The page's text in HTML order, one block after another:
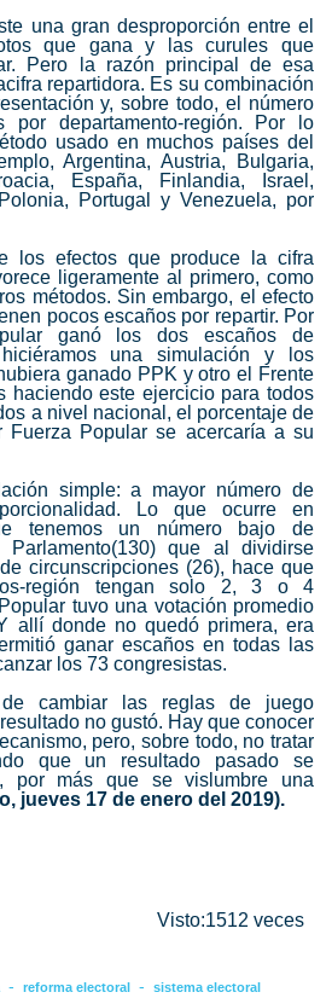
una gran desproporción entre el
que gana y las curules que
. Pero la razón principal de esa
cifra repartidora. Es su combinación
y, sobre todo, el número
por departamento-región. Por lo
usado en muchos países del
Argentina, Austria, Bulgaria,
España, Finlandia, Israel,
Portugal y Venezuela, por
los efectos que produce la cifra
ligeramente al primero, como
métodos. Sin embargo, el efecto
pocos escaños por repartir. Por
ganó los dos escaños de
una simulación y los
ganado PPK y otro el Frente
haciendo este ejercicio para todos
a nivel nacional, el porcentaje de
Fuerza Popular se acercaría a su
simple: a mayor número de
Lo que ocurre en
tenemos un número bajo de
Parlamento(130) que al dividirse
circunscripciones (26), hace que
región tengan solo 2, 3 o 4
tuvo una votación promedio
allí donde no quedó primera, era
ganar escaños en todas las
los 73 congresistas.
cambiar las reglas de juego
no gustó. Hay que conocer
pero, sobre todo, no tratar
que un resultado pasado se
por más que se vislumbre una
jueves 17 de enero del 2019).
Visto:1512 veces
- reforma electoral - sistema electoral